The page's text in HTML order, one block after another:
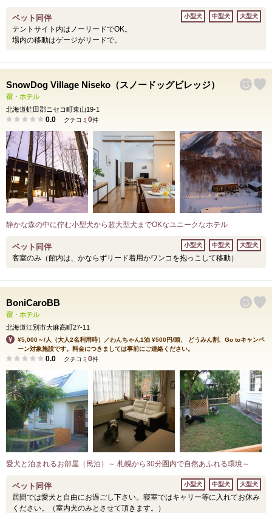
ペット同伴
テントサイト内はノーリードでOK。
場内の移動はゲージがリードで。
小型犬 中型犬 大型犬
SnowDog Village Niseko（スノードッグビレッジ）
宿・ホテル
北海道虻田郡ニセコ町東山19-1
0.0 クチコミ 0件
静かな森の中に佇む小型犬から超大型犬までOKなユニークなホテル
ペット同伴
客室のみ（館内は、かならずリード着用かワンコを抱っこして移動）
小型犬 中型犬 大型犬
BoniCaroBB
宿・ホテル
北海道江別市大麻高町27‐11
¥5,000～/人（大人2名利用時）／わんちゃん1泊 ¥500円/頭、 どうみん割、Go toキャンペ
ーン対象施設です。料金につきましては事前にご連絡ください。
0.0 クチコミ 0件
愛犬と泊まれるお部屋（民泊）～ 札幌から30分圏内で自然あふれる環境～
ペット同伴
居間では愛犬と自由にお過ごし下さい。寝室ではキャリー等に入れてお休み
ください。（室内犬のみとさせて頂きます。）
小型犬 中型犬 大型犬